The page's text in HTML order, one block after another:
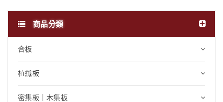
商品分類
合板
植纖板
密集板｜木集板